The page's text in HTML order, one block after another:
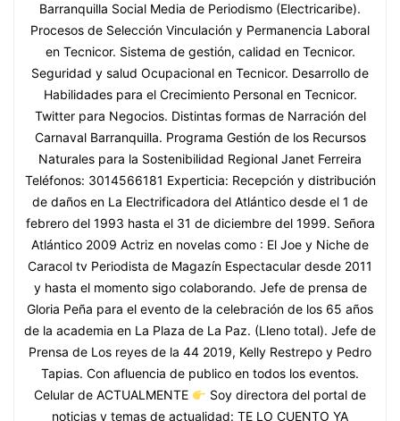
Barranquilla Social Media de Periodismo (Electricaribe).
Procesos de Selección Vinculación y Permanencia Laboral
en Tecnicor. Sistema de gestión, calidad en Tecnicor.
Seguridad y salud Ocupacional en Tecnicor. Desarrollo de
Habilidades para el Crecimiento Personal en Tecnicor.
Twitter para Negocios. Distintas formas de Narración del
Carnaval Barranquilla. Programa Gestión de los Recursos
Naturales para la Sostenibilidad Regional Janet Ferreira
Teléfonos: 3014566181 Experticia: Recepción y distribución
de daños en La Electrificadora del Atlántico desde el 1 de
febrero del 1993 hasta el 31 de diciembre del 1999. Señora
Atlántico 2009 Actriz en novelas como : El Joe y Niche de
Caracol tv Periodista de Magazín Espectacular desde 2011
y hasta el momento sigo colaborando. Jefe de prensa de
Gloria Peña para el evento de la celebración de los 65 años
de la academia en La Plaza de La Paz. (Lleno total). Jefe de
Prensa de Los reyes de la 44 2019, Kelly Restrepo y Pedro
Tapias. Con afluencia de publico en todos los eventos.
Celular de ACTUALMENTE
Soy directora del portal de
noticias y temas de actualidad: TE LO CUENTO YA